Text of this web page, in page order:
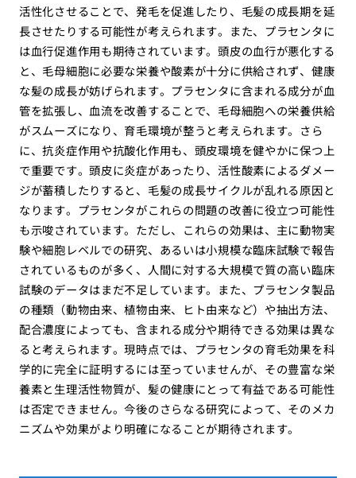
活性化させることで、発毛を促進したり、毛髪の成長期を延
長させたりする可能性が考えられます。また、プラセンタに
は血行促進作用も期待されています。頭皮の血行が悪化する
と、毛母細胞に必要な栄養や酸素が十分に供給されず、健康
な髪の成長が妨げられます。プラセンタに含まれる成分が血
管を拡張し、血流を改善することで、毛母細胞への栄養供給
がスムーズになり、育毛環境が整うと考えられます。さら
に、抗炎症作用や抗酸化作用も、頭皮環境を健やかに保つ上
で重要です。頭皮に炎症があったり、活性酸素によるダメー
ジが蓄積したりすると、毛髪の成長サイクルが乱れる原因と
なります。プラセンタがこれらの問題の改善に役立つ可能性
も示唆されています。ただし、これらの効果は、主に動物実
験や細胞レベルでの研究、あるいは小規模な臨床試験で報告
されているものが多く、人間に対する大規模で質の高い臨床
試験のデータはまだ不足しています。また、プラセンタ製品
の種類（動物由来、植物由来、ヒト由来など）や抽出方法、
配合濃度によっても、含まれる成分や期待できる効果は異な
ると考えられます。現時点では、プラセンタの育毛効果を科
学的に完全に証明するには至っていませんが、その豊富な栄
養素と生理活性物質が、髪の健康にとって有益である可能性
は否定できません。今後のさらなる研究によって、そのメカ
ニズムや効果がより明確になることが期待されます。